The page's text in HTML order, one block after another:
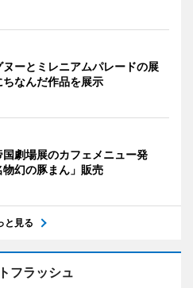
ーとミレニアムパレードの展
なんだ作品を展示
劇場展のカフェメニュー発
幻の豚まん」販売
と見る
フラッシュ